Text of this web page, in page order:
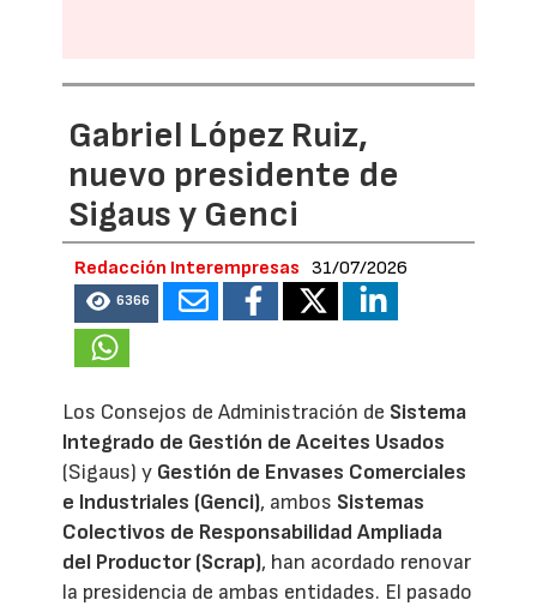
Gabriel López Ruiz,
nuevo presidente de
Sigaus y Genci
Redacción Interempresas 31/07/2026
6366
Los Consejos de Administración de Sistema
Integrado de Gestión de Aceites Usados
(Sigaus) y Gestión de Envases Comerciales
e Industriales (Genci), ambos Sistemas
Colectivos de Responsabilidad Ampliada
del Productor (Scrap), han acordado renovar
la presidencia de ambas entidades. El pasado